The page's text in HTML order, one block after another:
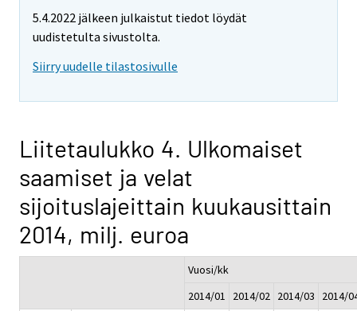
5.4.2022 jälkeen julkaistut tiedot löydät
uudistetulta sivustolta.
Siirry uudelle tilastosivulle
Liitetaulukko 4. Ulkomaiset
saamiset ja velat
sijoituslajeittain kuukausittain
2014, milj. euroa
Vuosi/kk
2014/01
2014/02 2014/03
2014/